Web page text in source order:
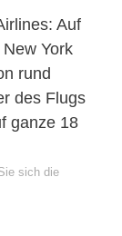
Auf
York
rund
des Flugs
ganze 18
sich die